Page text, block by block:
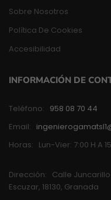
Sobre Nosotros
Política De Cookies
Accesibilidad
INFORMACIÓN DE
Teléfono: 958 08 70 44
Email:
Horas: Lun-Vier: 7:00 H A
Dirección: Calle
Escuzar, 18130, Granada